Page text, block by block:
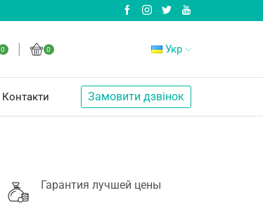
0 0 Укр
Контакти Замовити дзвінок
Гарантия лучшей цены